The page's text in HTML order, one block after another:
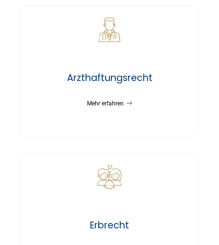
Arzthaftungsrecht
Mehr erfahren
Erbrecht